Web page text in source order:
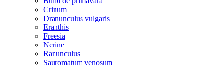
Crinum
Dranunculus vulgaris
Eranthis
Freesiа
Nerine
Ranunculus
Sauromatum venosum